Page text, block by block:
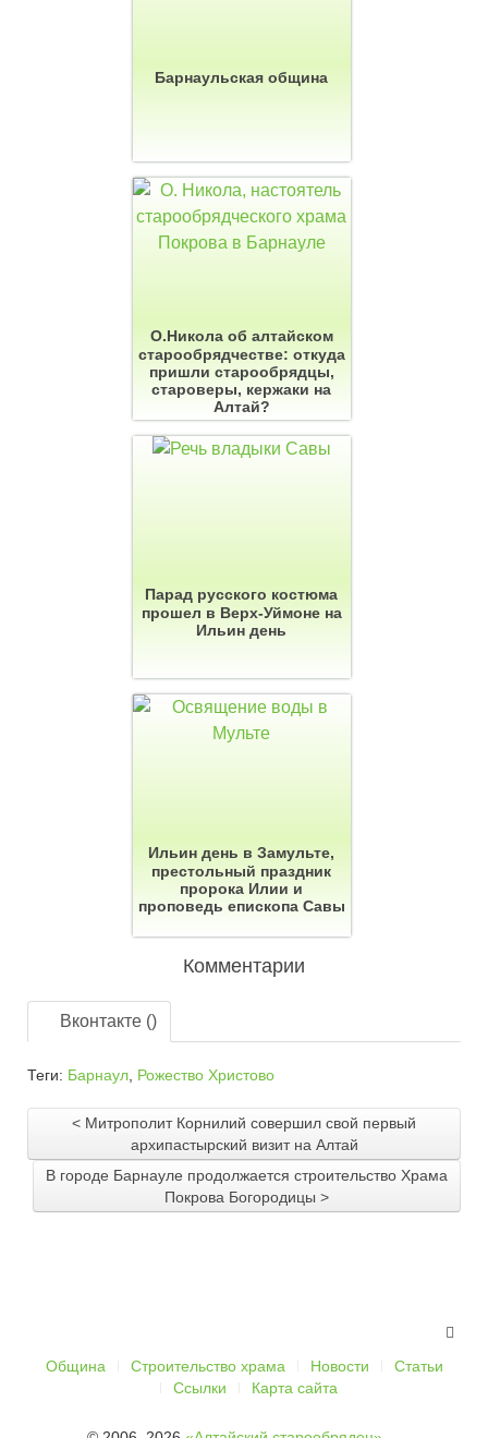
Барнаульская община
О.Никола об алтайском
старообрядчестве: откуда
пришли старообрядцы,
староверы, кержаки на
Алтай?
Парад русского костюма
прошел в Верх-Уймоне на
Ильин день
Ильин день в Замульте,
престольный праздник
пророка Илии и
проповедь епископа Савы
Комментарии
Вконтакте ()
Теги: Барнаул Рожество Христово
< Митрополит Корнилий совершил свой первый
архипастырский визит на Алтай
В городе Барнауле продолжается строительство Храма
Покрова Богородицы >
Община Строительство храма Новости
Статьи
Ссылки
Карта сайта